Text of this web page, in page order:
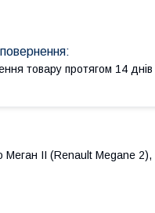
товару протягом 14 днів
Меган II (Renault Megane 2),